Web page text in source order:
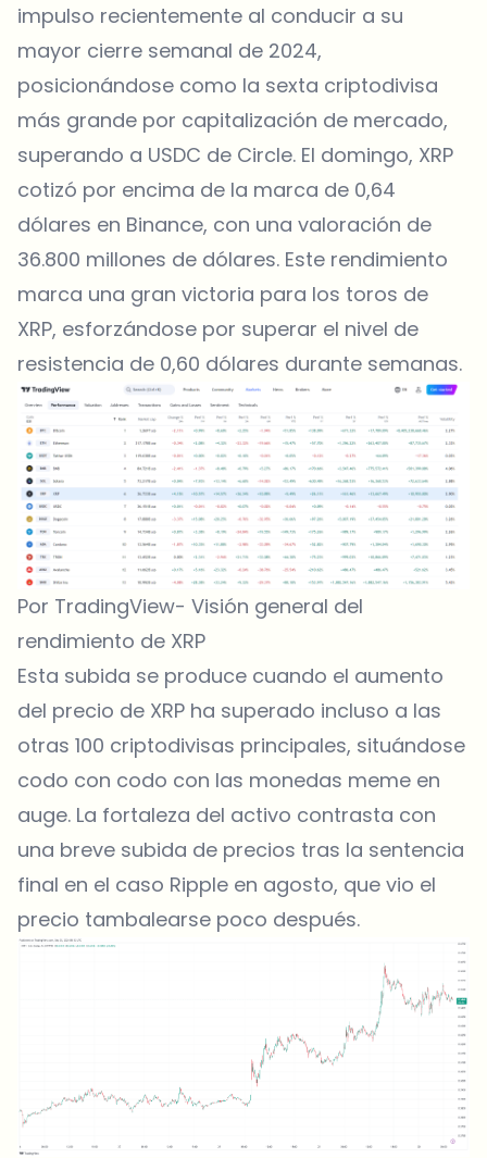
impulso recientemente al conducir a su
mayor cierre semanal de 2024,
posicionándose como la sexta criptodivisa
más grande por capitalización de mercado,
superando a USDC de Circle. El domingo, XRP
cotizó por encima de la marca de 0,64
dólares en Binance, con una valoración de
36.800 millones de dólares. Este rendimiento
marca una gran victoria para los toros de
XRP, esforzándose por superar el nivel de
resistencia de 0,60 dólares durante semanas.
Por TradingView- Visión general del
rendimiento de XRP
Esta subida se produce cuando el aumento
del precio de XRP ha superado incluso a las
otras 100 criptodivisas principales, situándose
codo con codo con las monedas meme en
auge. La fortaleza del activo contrasta con
una breve subida de precios tras la sentencia
final en el caso Ripple en agosto, que vio el
precio tambalearse poco después.